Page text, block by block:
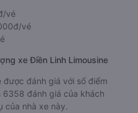
vé
vé
xe Điền Linh Limousine
được đánh giá với số điểm
đánh giá của khách
của nhà xe này.